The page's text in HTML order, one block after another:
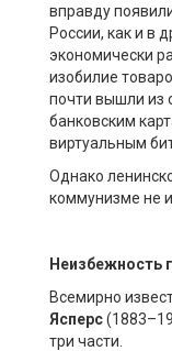
вправду
России, как и в
экономически
изобилие
почти вышли из
банковским
виртуальным
Однако
коммунизме не
Неизбежность
Всемирно
Ясперс
три части.